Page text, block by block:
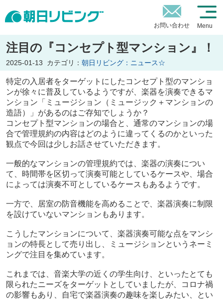
お問い合わせ Menu
注目の『コンセプト型マンション』！
2025-01-13 カテゴリ： 朝日リビング：ニュース☆
特定の入居者をターゲットにしたコンセプト型のマンショ
ンが徐々に普及しているようですが、楽器を演奏できるマ
ンション「ミュージション（ミュージック＋マンションの
造語）」があるのはご存知でしょうか？
コンセプト型マンションの場合と、通常のマンションの場
合で管理規約の内容はどのように違ってくるのかといった
観点で今回は少しお話させていただきます。
一般的なマンションの管理規約では、楽器の演奏につい
て、時間帯を区切って演奏可能としているケースや、場合
によっては演奏不可としているケースもあるようです。
一方で、居室の防音機能を高めることで、楽器演奏に制限
を設けていないマンションもあります。
こうしたマンションについて、楽器演奏可能な点をマンシ
ョンの特長として売り出し、ミュージションというネーミ
ングで注目を集めています。
これまでは、音楽大学の近くの学生向け、といったとても
限られたニーズをターゲットとしていましたが、コロナ禍
の影響もあり、自宅で楽器演奏の趣味を楽しみたい、とい